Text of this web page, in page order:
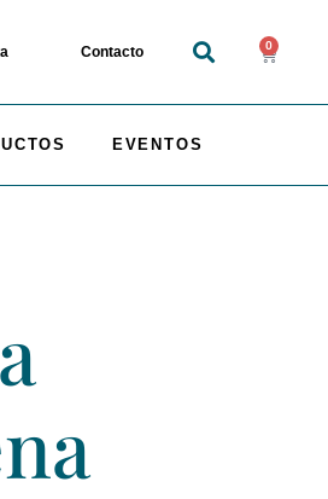
Contacto 0
EVENTOS